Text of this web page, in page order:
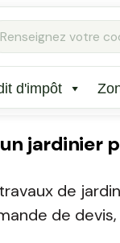
d'impôt
jardinier
de
de